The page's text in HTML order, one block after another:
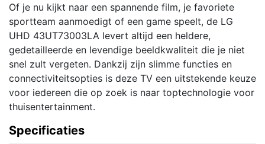
Of je nu kijkt naar een spannende film, je favoriete
sportteam aanmoedigt of een game speelt, de LG
UHD 43UT73003LA levert altijd een heldere,
gedetailleerde en levendige beeldkwaliteit die je niet
snel zult vergeten. Dankzij zijn slimme functies en
connectiviteitsopties is deze TV een uitstekende keuze
voor iedereen die op zoek is naar toptechnologie voor
thuisentertainment.
Specificaties